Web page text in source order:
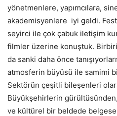
yönetmenlere, yapımcılara,
akademisyenlere iyi geldi.
seyirci ile çok çabuk iletişim
filmler üzerine konuştuk.
da sanki daha önce
atmosferin büyüsü ile samimi
Sektörün çeşitli bileşenleri
Büyükşehirlerin
ve kültürel bir beldede